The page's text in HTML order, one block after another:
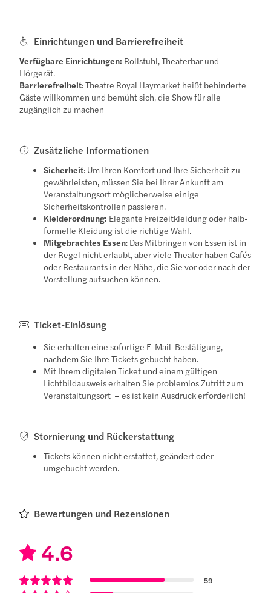
Einrichtungen und Barrierefreiheit
Verfügbare Einrichtungen: Rollstuhl, Theaterbar und
Hörgerät.
Barrierefreiheit: Theatre Royal Haymarket heißt behinderte
Gäste willkommen und bemüht sich, die Show für alle
zugänglich zu machen
Zusätzliche Informationen
Sicherheit: Um Ihren Komfort und Ihre Sicherheit zu
gewährleisten, müssen Sie bei Ihrer Ankunft am
Veranstaltungsort möglicherweise einige
Sicherheitskontrollen passieren.
Kleiderordnung: Elegante Freizeitkleidung oder halb-
formelle Kleidung ist die richtige Wahl.
Mitgebrachtes Essen: Das Mitbringen von Essen ist in
der Regel nicht erlaubt, aber viele Theater haben Cafés
oder Restaurants in der Nähe, die Sie vor oder nach der
Vorstellung aufsuchen können.
Ticket-Einlösung
Sie erhalten eine sofortige E-Mail-Bestätigung,
nachdem Sie Ihre Tickets gebucht haben.
Mit Ihrem digitalen Ticket und einem gültigen
Lichtbildausweis erhalten Sie problemlos Zutritt zum
Veranstaltungsort – es ist kein Ausdruck erforderlich!
Stornierung und Rückerstattung
Tickets können nicht erstattet, geändert oder
umgebucht werden.
Bewertungen und Rezensionen
4.6
59